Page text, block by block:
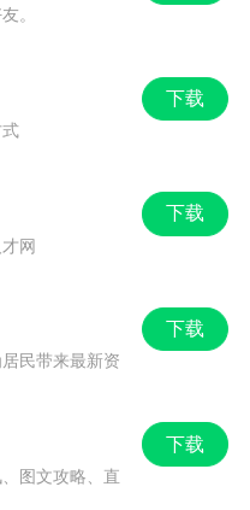
。
下载
下载
网
下载
民带来最新资
下载
图文攻略、直